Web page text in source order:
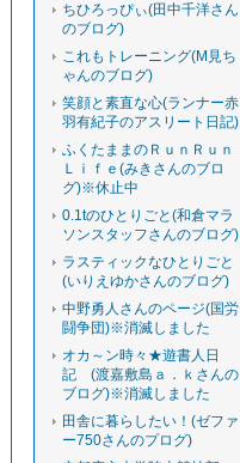
ちひろっぴぃ(田中千洋さん
のブログ)
これもトレーニング(M見ち
ゃんのブログ)
笑顔と素直な心(ランナー赤
羽有紀子のアスリート日記)
ふくたままのＲｕｎＲｕｎ
Ｌｉｆｅ(みきさんのブロ
グ)※休止中
0.1tのひとりごと(和倉マラ
ソンスタッフさんのブログ)
ラスティックなひとりごと
(いりえゆかさんのブログ)
中野勇人さんのページ(国労
闘争団)※消滅しました
オカ～ン時々★遊書人日
記 (渡嘉敷島ａ．ｋさんの
ブログ)※消滅しました
田舎に暮らしたい！(ゼファ
ー750さんのプログ)